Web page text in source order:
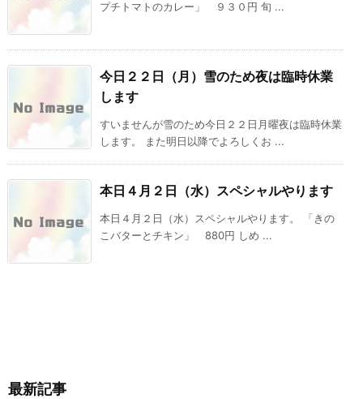
プチトマトのカレー」 ９３０円 旬 ...
今日２２日（月）雪のため夜は臨時休業
します
すいませんが雪のため今日２２日月曜夜は臨時休業
します。 また明日以降でよろしくお ...
本日４月２日（水）スペシャルやります
本日４月２日（水）スペシャルやります。 「きの
こバターとチキン」 880円 しめ ...
最新記事